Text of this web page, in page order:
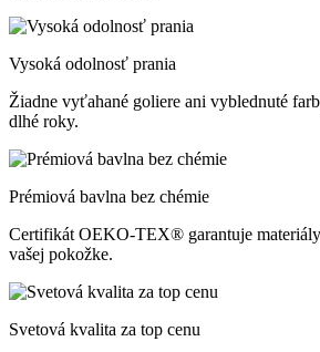
Vysoká odolnosť prania
Žiadne vyťahané goliere ani vyblednuté
dlhé roky.
Prémiová bavlna bez chémie
Certifikát OEKO-TEX® garantuje materiály
vašej pokožke.
Svetová kvalita za top cenu